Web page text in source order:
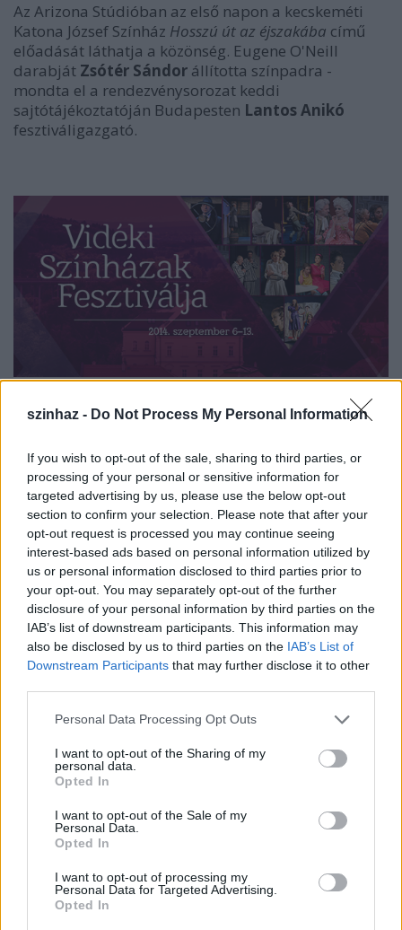
szinhaz - Do Not Process My Personal Information
If you wish to opt-out of the sale, sharing to third parties, or
processing of your personal or sensitive information for
targeted advertising by us, please use the below opt-out
section to confirm your selection. Please note that after your
opt-out request is processed you may continue seeing
interest-based ads based on personal information utilized by
us or personal information disclosed to third parties prior to
your opt-out. You may separately opt-out of the further
disclosure of your personal information by third parties on the
IAB’s list of downstream participants. This information may
also be disclosed by us to third parties on the IAB’s List of
Downstream Participants that may further disclose it to other
Please note that this website/app uses one or more Google
not limited to your visit or usage behaviour. You may click to
grant or deny consent to Google and its third-party tags to
use your data for below specified purposes in below Google
consent section.
Personal Data Processing Opt Outs
I want to opt-out of the Sharing of my
personal data.
Opted In
I want to opt-out of the Sale of my
Personal Data.
Opted In
I want to opt-out of processing my
Personal Data for Targeted Advertising.
Opted In
Az Arizona Stúdióban az első napon a kecskeméti
Katona József Színház Hosszú út az éjszakába című
előadását láthatja a közönség. Eugene O'Neill
darabját Zsótér Sándor állította színpadra -
mondta el a rendezvénysorozat keddi
sajtótájékoztatóján Budapesten Lantos Anikó
fesztiváligazgató.
Másnap a kaposvári Csiky Gergely Színház előadása,
láthatóFuntek Frigyesrendezésében. Ezt a
produkciót szeptember 8-án, Choderlos de Laclos
XVIII. századi regényéből írt színdarab, aVeszedelmes
viszonyok Guelmino Sándor által rendezett
előadása követi a Veszprémi Petőfi Színház
előadásában.
Ezen a napon az Új Stúdióban a dunaújvárosi Bartók
Kamaraszínház aMájus!című előadásával
mutatkozik be; a Szép Ernő két egyfelvonásosából
készült produkciót
Szikszai Rémusz
színpadra. Az Arizona Stúdióban a Szolnoki
Szigligeti Színház A boldogcímű, Kiss József által írt
A nagyszínpadi előadások sora szeptember 9-én a
tatabányai Jászai Mari Színház produkciójával,
Móricz Zsigmond
című művével folytatódik,
amelyetHargitai Iván
másnap Szabó MagdaRégimódi történet
Csíkos
Sándorrendezésében, a Csokonai Nemzeti Színház
előadásában.